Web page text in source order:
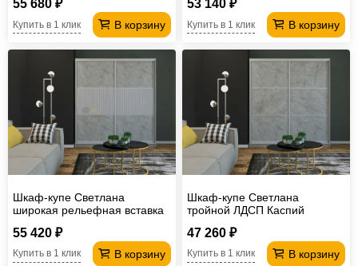
55 680 ₽
В корзину
Купить в 1 клик
53 140 ₽
В корзину
Купить в 1 клик
Шкаф-купе Светлана
широкая рельефная вставка
55 420 ₽
В корзину
Купить в 1 клик
Шкаф-купе Светлана
тройной ЛДСП Каспий
47 260 ₽
В корзину
Купить в 1 клик